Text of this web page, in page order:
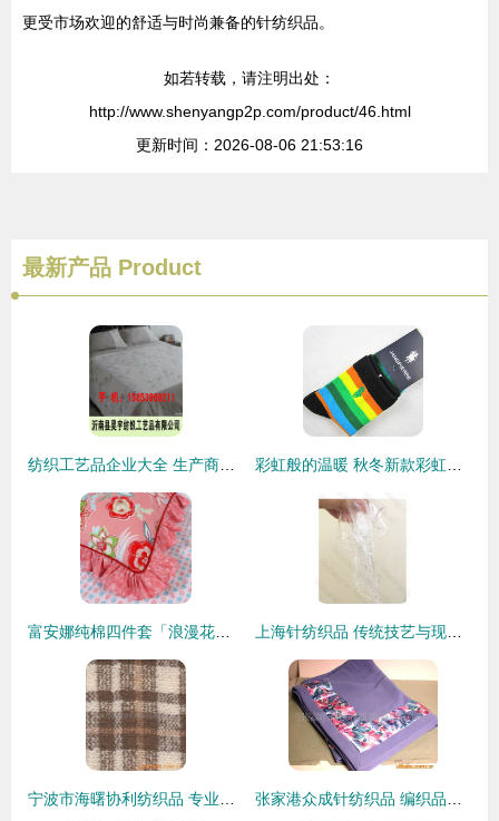
更受市场欢迎的舒适与时尚兼备的针纺织品。
如若转载，请注明出处：
http://www.shenyangp2p.com/product/46.html
更新时间：2026-08-06 21:53:16
最新产品 Product